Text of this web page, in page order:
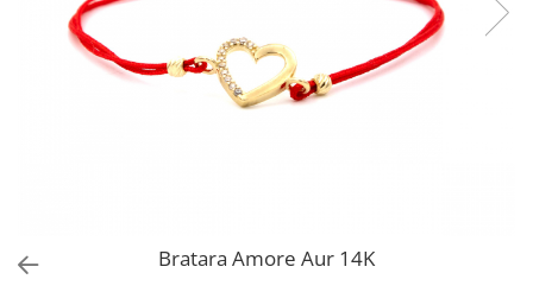
Bratara Amore Aur 14K